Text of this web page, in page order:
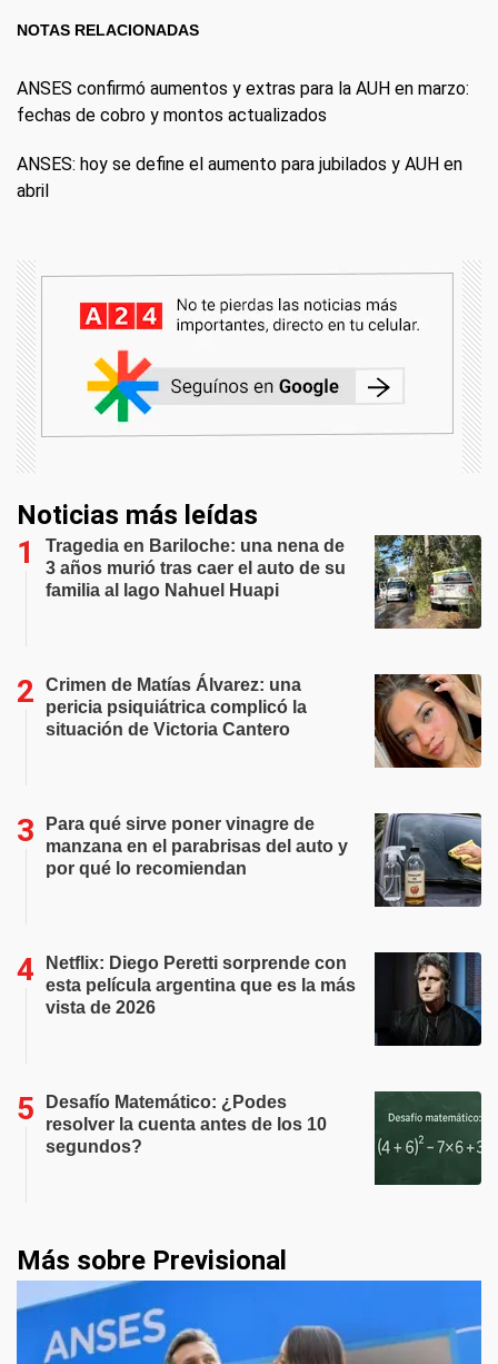
NOTAS RELACIONADAS
ANSES confirmó aumentos y extras para la AUH en marzo:
fechas de cobro y montos actualizados
ANSES: hoy se define el aumento para jubilados y AUH en
abril
Noticias más leídas
Tragedia en Bariloche: una nena de
3 años murió tras caer el auto de su
familia al lago Nahuel Huapi
Crimen de Matías Álvarez: una
pericia psiquiátrica complicó la
situación de Victoria Cantero
Para qué sirve poner vinagre de
manzana en el parabrisas del auto y
por qué lo recomiendan
Netflix: Diego Peretti sorprende con
esta película argentina que es la más
vista de 2026
Desafío Matemático: ¿Podes
resolver la cuenta antes de los 10
segundos?
Más sobre Previsional